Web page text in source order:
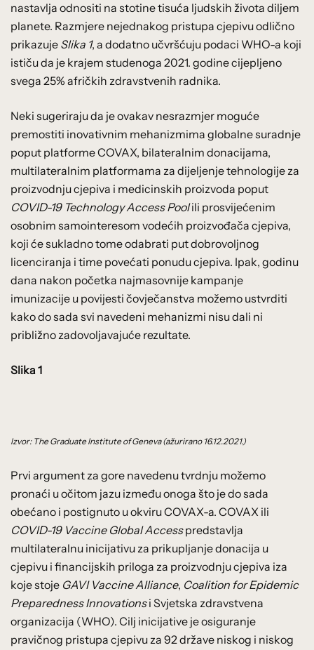
nastavlja odnositi na stotine tisuća ljudskih života diljem
planete. Razmjere nejednakog pristupa cjepivu odlično
prikazuje Slika 1, a dodatno učvršćuju podaci WHO-a koji
ističu da je krajem studenoga 2021. godine cijepljeno
svega 25% afričkih zdravstvenih radnika.
Neki sugeriraju da je ovakav nesrazmjer moguće
premostiti inovativnim mehanizmima globalne suradnje
poput platforme COVAX, bilateralnim donacijama,
multilateralnim platformama za dijeljenje tehnologije za
proizvodnju cjepiva i medicinskih proizvoda poput
COVID-19 Technology Access Poolili prosvijećenim
osobnim samointeresom vodećih proizvođača cjepiva,
koji će sukladno tome odabrati put dobrovoljnog
licenciranja i time povećati ponudu cjepiva. Ipak, godinu
dana nakon početka najmasovnije kampanje
imunizacije u povijesti čovječanstva možemo ustvrditi
kako do sada svi navedeni mehanizmi nisu dali ni
približno zadovoljavajuće rezultate.
Slika 1
Izvor: The Graduate Institute of Geneva (ažurirano 16.12.2021.)
Prvi argument za gore navedenu tvrdnju možemo
pronaći u očitom jazu između onoga što je do sada
obećano i postignuto u okviru COVAX-a. COVAX ili
COVID-19 Vaccine Global Accesspredstavlja
multilateralnu inicijativu za prikupljanje donacija u
cjepivu i financijskih priloga za proizvodnju cjepiva iza
koje stoje GAVI Vaccine Alliance, Coalition for Epidemic
Preparedness Innovationsi Svjetska zdravstvena
organizacija (WHO). Cilj inicijative je osiguranje
pravičnog pristupa cjepivu za 92 države niskog i niskog